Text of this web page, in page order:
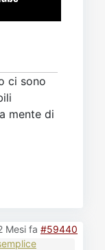
ci sono
mente di
Mesi fa #59440